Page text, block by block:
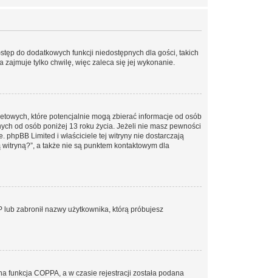
do dodatkowych funkcji niedostępnych dla gości, takich
zajmuje tylko chwilę, więc zaleca się jej wykonanie.
które potencjalnie mogą zbierać informacje od osób
od osób poniżej 13 roku życia. Jeżeli nie masz pewności
Limited i właściciele tej witryny nie dostarczają
a także nie są punktem kontaktowym dla
lub zabronił nazwy użytkownika, którą próbujesz
funkcja COPPA, a w czasie rejestracji została podana